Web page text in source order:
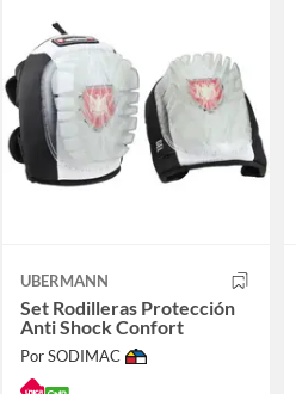
UBERMANN
Set Rodilleras Protección
Anti Shock Confort
Por SODIMAC